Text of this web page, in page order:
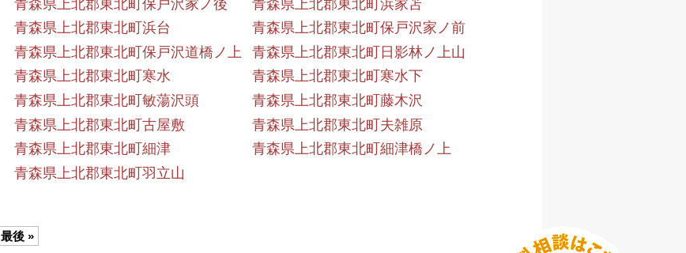
青森県上北郡東北町保戸沢家ノ後
青森県上北郡東北町浜家苫
青森県上北郡東北町浜台
青森県上北郡東北町保戸沢家ノ前
青森県上北郡東北町保戸沢道橋ノ上
青森県上北郡東北町日影林ノ上山
青森県上北郡東北町寒水
青森県上北郡東北町寒水下
青森県上北郡東北町敏蕩沢頭
青森県上北郡東北町藤木沢
青森県上北郡東北町古屋敷
青森県上北郡東北町夫雑原
青森県上北郡東北町細津
青森県上北郡東北町細津橋ノ上
青森県上北郡東北町羽立山
最後 »